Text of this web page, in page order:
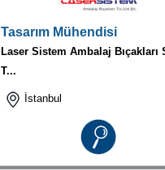
Tasarım Mühendisi
Laser Sistem Ambalaj Bıçakları
T...
İstanbul